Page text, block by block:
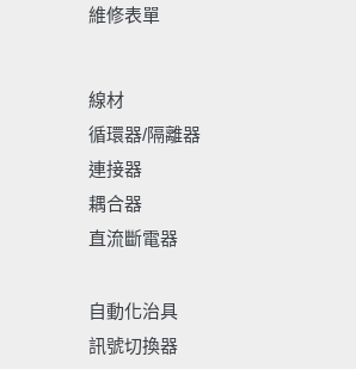
維修表單
線材
循環器/隔離器
連接器
耦合器
直流斷電器
自動化治具
訊號切換器